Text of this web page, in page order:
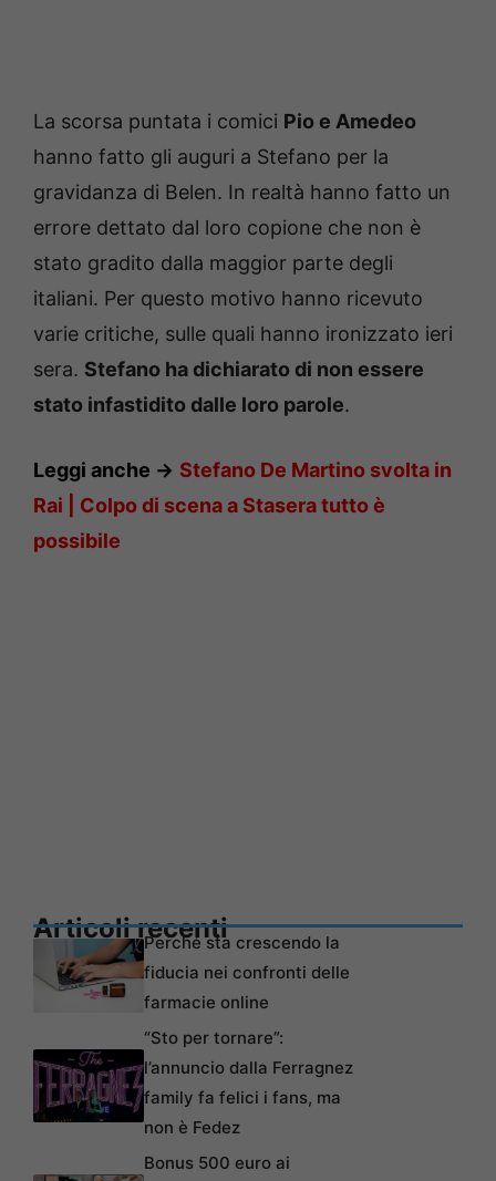
La scorsa puntata i comici Pio e Amedeo
hanno fatto gli auguri a Stefano per la
gravidanza di Belen. In realtà hanno fatto un
errore dettato dal loro copione che non è
stato gradito dalla maggior parte degli
italiani. Per questo motivo hanno ricevuto
varie critiche, sulle quali hanno ironizzato ieri
sera. Stefano ha dichiarato di non essere
stato infastidito dalle loro parole.
Leggi anche -> Stefano De Martino svolta in
Rai | Colpo di scena a Stasera tutto è
possibile
Articoli recentiPerché sta crescendo la
fiducia nei confronti delle
farmacie online
“Sto per tornare”:
l’annuncio dalla Ferragnez
family fa felici i fans, ma
non è Fedez
Bonus 500 euro ai